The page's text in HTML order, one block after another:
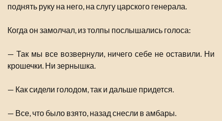
поднять руку на него, на слугу царского генерала.
Когда он замолчал, из толпы послышались голоса:
— Так мы все возвернули, ничего себе не оставили. Ни
крошечки. Ни зернышка.
— Как сидели голодом, так и дальше придется.
— Все, что было взято, назад снесли в амбары.